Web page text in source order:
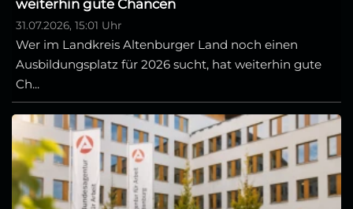
weiterhin gute Chancen
31.07.2026, 15:01 Uhr
Wer im Landkreis Altenburger Land noch einen
Ausbildungsplatz für 2026 sucht, hat weiterhin gute
Ch...